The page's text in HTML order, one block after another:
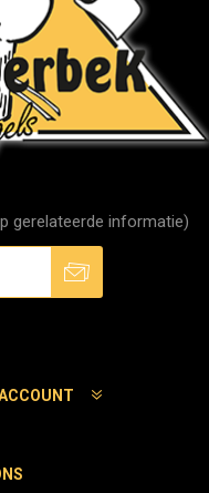
gerelateerde informatie)